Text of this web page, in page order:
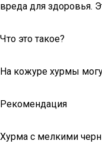
вреда для здоровья.
Что это такое?
На кожуре хурмы
Рекомендация
Хурма с мелкими